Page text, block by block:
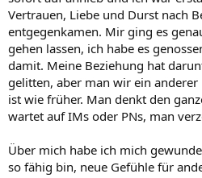
Vertrauen, Liebe und Durst nach
entgegenkamen. Mir ging es
gehen lassen, ich habe es
damit. Meine Beziehung hat
gelitten, aber man wir ein
ist wie früher. Man denkt den
wartet auf IMs oder PNs, man
Über mich habe ich mich
so fähig bin, neue Gefühle für